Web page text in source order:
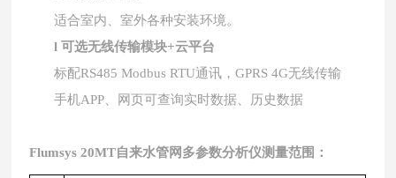
适合室内、室外各种安装环境。
l可选无线传输模块+云平台
标配RS485 Modbus RTU通讯，GPRS 4G无线传输
手机APP、网页可查询实时数据、历史数据
Flumsys 20MT自来水管网多参数分析仪测量范围：